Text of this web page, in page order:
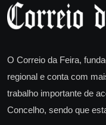
O Correio da Feira,
regional e conta com
trabalho importante de
Concelho, sendo que